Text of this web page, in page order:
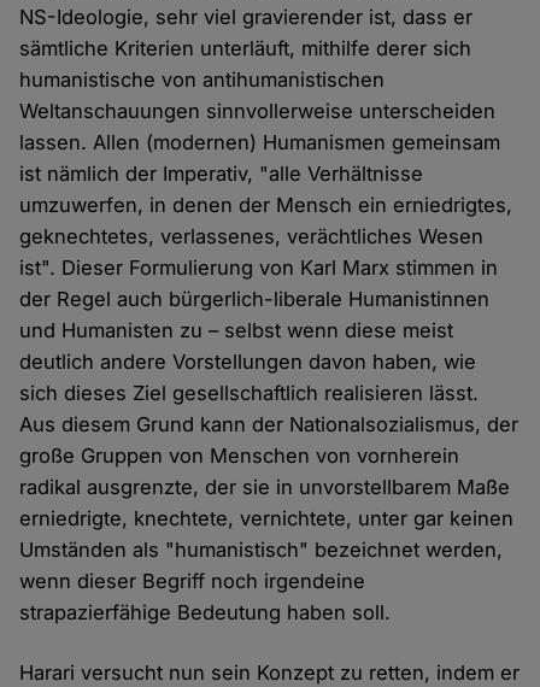
NS-Ideologie, sehr viel gravierender ist, dass er
sämtliche Kriterien unterläuft, mithilfe derer sich
humanistische von antihumanistischen
Weltanschauungen sinnvollerweise unterscheiden
lassen. Allen (modernen) Humanismen gemeinsam
ist nämlich der Imperativ, "alle Verhältnisse
umzuwerfen, in denen der Mensch ein erniedrigtes,
geknechtetes, verlassenes, verächtliches Wesen
ist". Dieser Formulierung von Karl Marx stimmen in
der Regel auch bürgerlich-liberale Humanistinnen
und Humanisten zu – selbst wenn diese meist
deutlich andere Vorstellungen davon haben, wie
sich dieses Ziel gesellschaftlich realisieren lässt.
Aus diesem Grund kann der Nationalsozialismus, der
große Gruppen von Menschen von vornherein
radikal ausgrenzte, der sie in unvorstellbarem Maße
erniedrigte, knechtete, vernichtete, unter gar keinen
Umständen als "humanistisch" bezeichnet werden,
wenn dieser Begriff noch irgendeine
strapazierfähige Bedeutung haben soll.
Harari versucht nun sein Konzept zu retten, indem er